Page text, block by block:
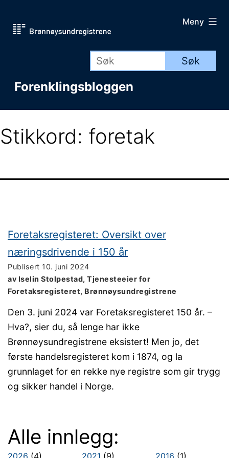
Forenklingsbloggen
Meny
Stikkord: foretak
Foretaksregisteret: Oversikt over
næringsdrivende i 150 år
Publisert 10. juni 2024
av Iselin Stolpestad, Tjenesteeier for
Foretaksregisteret, Brønnøysundregistrene
Den 3. juni 2024 var Foretaksregisteret 150 år. –
Hva?, sier du, så lenge har ikke
Brønnøysundregistrene eksistert! Men jo, det
første handelsregisteret kom i 1874, og la
grunnlaget for en rekke nye registre som gir trygg
og sikker handel i Norge.
Alle innlegg: